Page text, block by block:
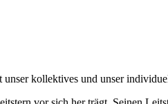
kollektives und unser